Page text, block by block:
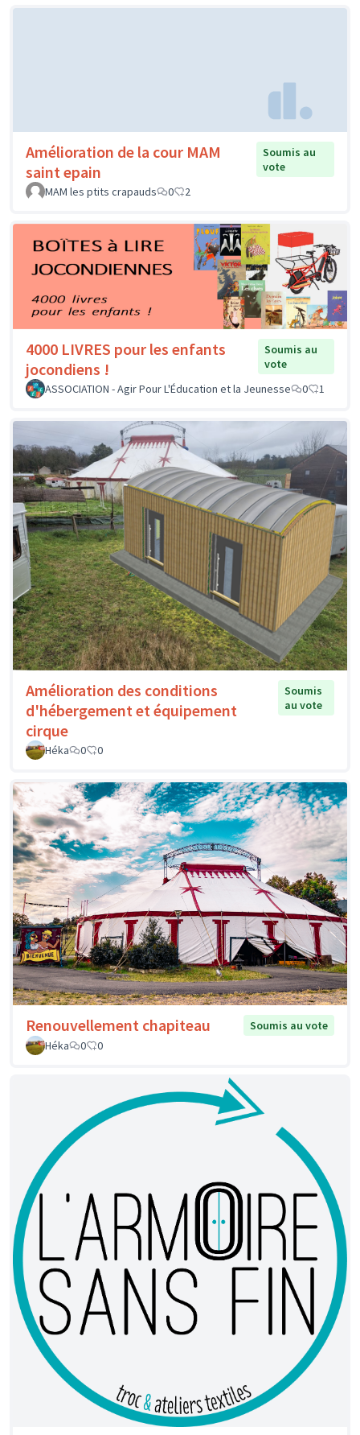
Amélioration de la cour MAM
saint epain
Soumis au
vote
MAM les ptits crapauds
0 2
4000 LIVRES pour les enfants
jocondiens !
Soumis au
vote
ASSOCIATION - Agir Pour L'Éducation et la Jeunesse
0 1
Amélioration des conditions
d'hébergement et équipement
cirque
Soumis
au vote
Héka 0 0
Renouvellement chapiteau
Soumis au vote
Héka
0 0